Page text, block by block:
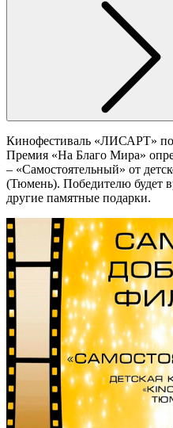
Кинофестиваль «ЛИСАРТ»
Премия «На Благо Мира»
– «Самостоятельный» от
(Тюмень). Победителю будет
другие памятные подарки.